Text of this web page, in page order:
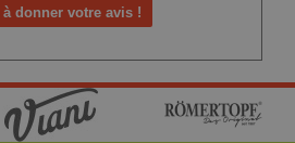
donner votre avis !